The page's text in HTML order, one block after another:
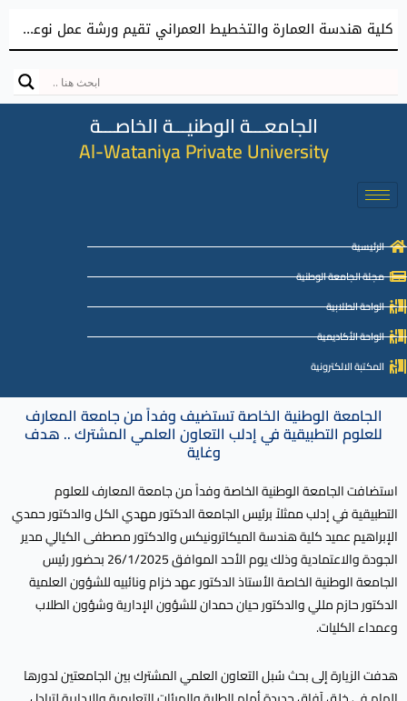
كلية هندسة العمارة والتخطيط العمراني تقيم ورشة عمل نوعية نحو إعداد مشاريع تخرج معمارية مميزة
الجامعـــة الوطنيـــة الخاصـــة
Al-Wataniya Private University
الرئيسية
مجلة الجامعة الوطنية
الواحة الطلابية
الواحة الأكاديمية
المكتبة الالكترونية
الجامعة الوطنية الخاصة تستضيف وفداً من جامعة المعارف
للعلوم التطبيقية في إدلب التعاون العلمي المشترك .. هدف
وغاية
استضافت الجامعة الوطنية الخاصة وفداً من جامعة المعارف للعلوم
التطبيقية في إدلب ممثلاً برئيس الجامعة الدكتور مهدي الكل والدكتور حمدي
الإبراهيم عميد كلية هندسة الميكاترونيكس والدكتور مصطفى الكيالي مدير
الجودة والاعتمادية وذلك يوم الأحد الموافق 26/1/2025 بحضور رئيس
الجامعة الوطنية الخاصة الأستاذ الدكتور عهد خزام ونائبيه للشؤون العلمية
الدكتور حازم مللي والدكتور حيان حمدان للشؤون الإدارية وشؤون الطلاب
وعمداء الكليات.
هدفت الزيارة إلى بحث سُبل التعاون العلمي المشترك بين الجامعتين لدورها